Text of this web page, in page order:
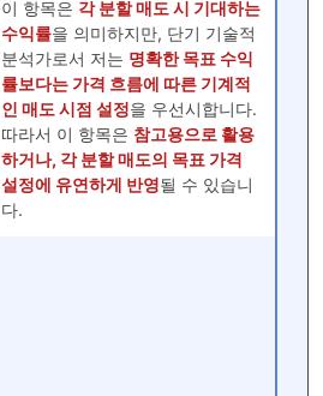
이 항목은 각 분할 매도 시 기대하는
수익률을 의미하지만, 단기 기술적
분석가로서 저는 명확한 목표 수익
률보다는 가격 흐름에 따른 기계적
인 매도 시점 설정을 우선시합니다.
따라서 이 항목은 참고용으로 활용
하거나, 각 분할 매도의 목표 가격
설정에 유연하게 반영될 수 있습니
다.